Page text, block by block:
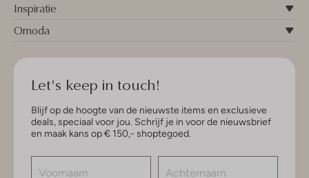
Inspiratie
Omoda
Let's keep in touch!
Blijf op de hoogte van de nieuwste items en exclusieve
deals, speciaal voor jou. Schrijf je in voor de nieuwsbrief
en maak kans op € 150,- shoptegoed.